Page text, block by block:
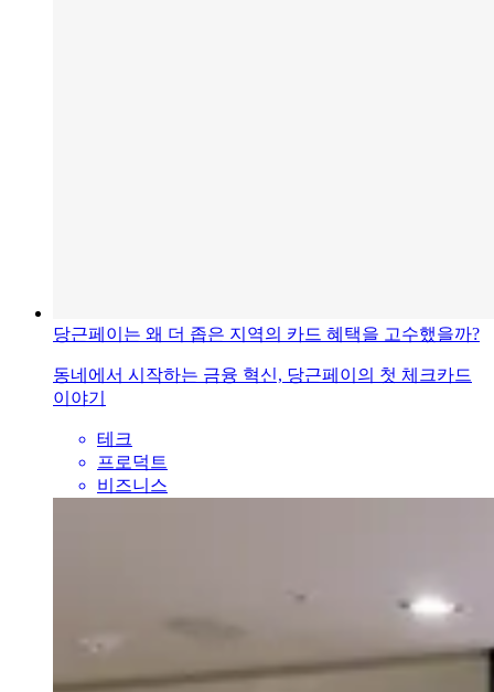
당근페이는 왜 더 좁은 지역의 카드 혜택을 고수했을까?
동네에서 시작하는 금융 혁신, 당근페이의 첫 체크카드
이야기
테크
프로덕트
비즈니스